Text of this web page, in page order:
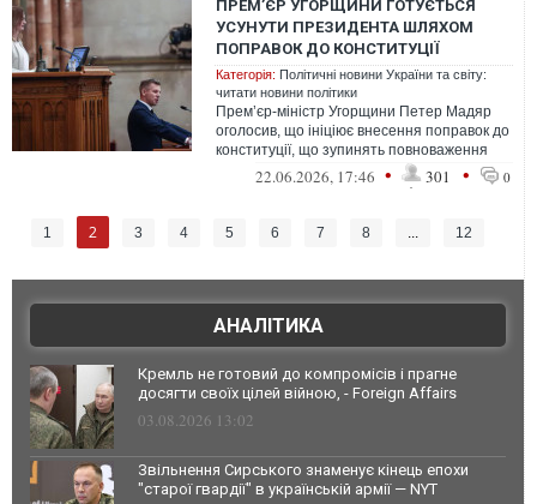
ПРЕМ’ЄР УГОРЩИНИ ГОТУЄТЬСЯ
УСУНУТИ ПРЕЗИДЕНТА ШЛЯХОМ
ПОПРАВОК ДО КОНСТИТУЦІЇ
Категорія: Політичні новини України та світу:
читати новини політики
Прем’єр-міністр Угорщини Петер Мадяр
оголосив, що ініціює внесення поправок до
конституції, що зупинять повноваження
президента країни Тамаша Шуйока, ...
22.06.2026, 17:46 • 301 • 0
1 2 3 4 5 6 7 8 ... 12
АНАЛІТИКА
Кремль не готовий до компромісів і прагне
досягти своїх цілей війною, - Foreign Affairs
03.08.2026 13:02
Звільнення Сирського знаменує кінець епохи
"старої гвардії" в українській армії — NYT